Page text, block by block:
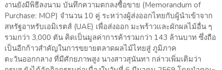
งานยังมีพิธีลงนาม บันทึกความตกลงซื้อขาย (Memorandum of
Purchase: MOP) จำนวน 10 คู่ ระหว่างผู้ส่งออกไทยกับผู้นำเข้าจาก
สหรัฐอาหรับเอมิเรตส์ (UAE) เพื่อส่งออก มะพร้าวและผักผลไม้อื่น ๆ
รวมกว่า 3,000 ตัน คิดเป็นมูลค่าการค้ารวมกว่า 143 ล้านบาท ซึ่งถือ
เป็นอีกก้าวสำคัญในการขยายตลาดผลไม้ไทยสู่ ภูมิภาค
ตะวันออกกลาง ที่มีศักยภาพสูง นางสาวสุนันทา กล่าวเพิ่มเติมว่า